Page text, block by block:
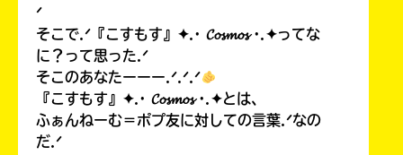
ᐟ
そこで.ᐟ『こすもす』✦.· 𝓒𝓸𝓼𝓶𝓸𝓼 ·.✦ってな
に？って思った.ᐟ
そこのあなたーーー.ᐟ.ᐟ.ᐟ
『こすもす』✦.· 𝓒𝓸𝓼𝓶𝓸𝓼 ·.✦とは、
ふぁんねーむ＝ポプ友に対しての言葉.ᐟなの
だ.ᐟ